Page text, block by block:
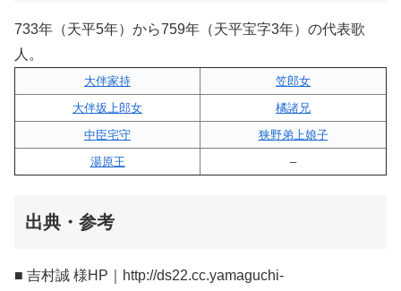
733年（天平5年）から759年（天平宝字3年）の代表歌
人。
大伴家持
笠郎女
大伴坂上郎女
橘諸兄
中臣宅守
狭野弟上娘子
湯原王
–
出典・参考
■ 吉村誠 様HP｜http://ds22.cc.yamaguchi-